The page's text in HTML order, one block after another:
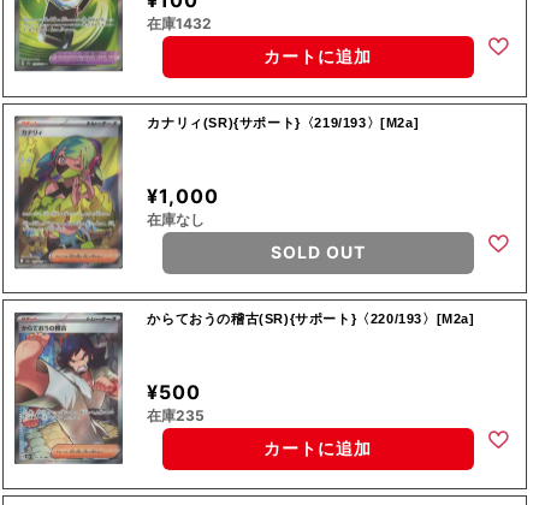
在庫1432
カートに追加
カナリィ(SR){サポート}〈219/193〉[M2a]
¥1,000
在庫なし
SOLD OUT
からておうの稽古(SR){サポート}〈220/193〉[M2a]
¥500
在庫235
カートに追加